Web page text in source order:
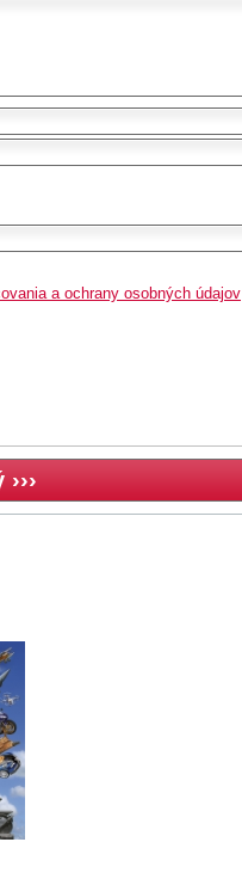
a ochrany osobných údajov